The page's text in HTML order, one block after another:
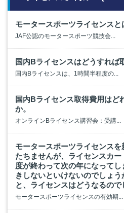
モータースポーツライセンスと
JAF公認のモータースポーツ競技会...
国内Bライセンスはどうすれば
国内Bライセンスは、1時間半程度の...
国内Bライセンス取得費用はど
か。
オンラインBライセンス講習会：受講...
モータースポーツライセンス
たちませんが、ライセンスカ
度が終わって次の年になって
きしないといけないのでしょ
と、ライセンスはどうなるので
モータースポーツライセンスの有効期...